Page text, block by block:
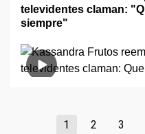
televidentes claman:
siempre"
1 2 3